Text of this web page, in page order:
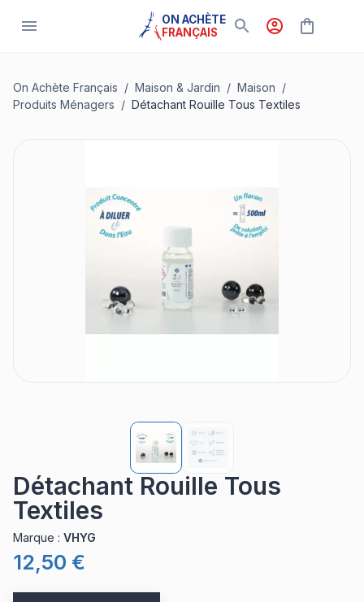
ON ACHÈTE
FRANÇAIS
On Achète Français / Maison & Jardin / Maison /
Produits Ménagers / Détachant Rouille Tous Textiles
Détachant Rouille Tous
Textiles
Marque : VHYG
12,50 €